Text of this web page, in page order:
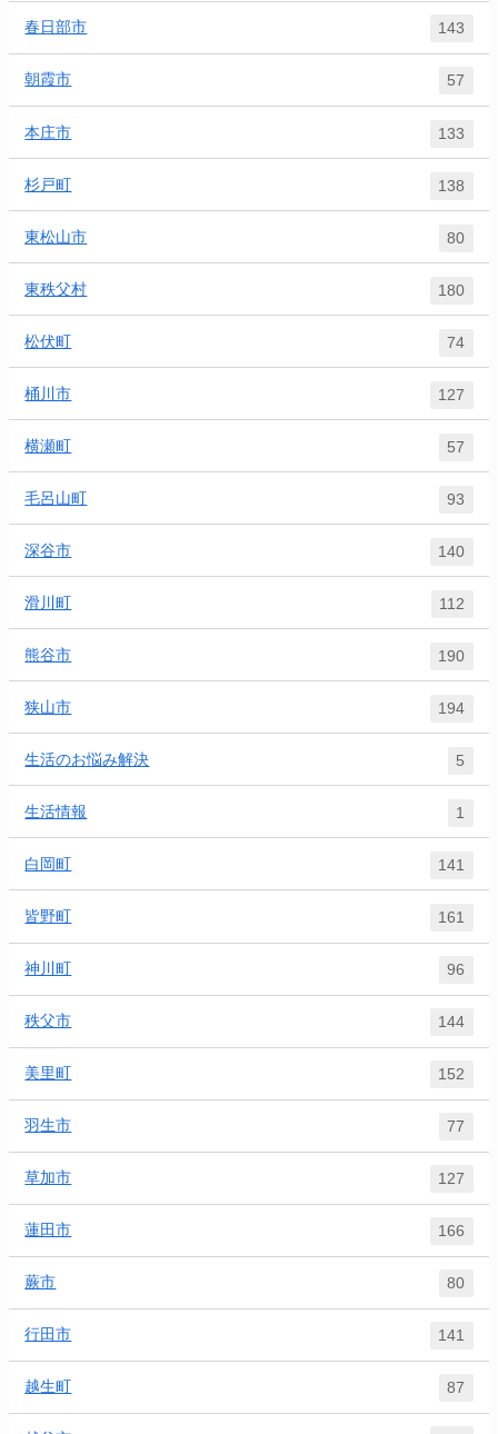
春日部市 143
朝霞市 57
本庄市 133
杉戸町 138
東松山市 80
東秩父村 180
松伏町 74
桶川市 127
横瀬町 57
毛呂山町 93
深谷市 140
滑川町 112
熊谷市 190
狭山市 194
生活のお悩み解決 5
生活情報 1
白岡町 141
皆野町 161
神川町 96
秩父市 144
美里町 152
羽生市 77
草加市 127
蓮田市 166
蕨市 80
行田市 141
越生町 87